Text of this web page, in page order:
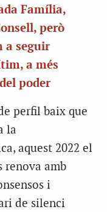
Família,
però
a seguir
a més
poder
perfil baix que
la
aquest 2022 el
renova amb
i
de silenci